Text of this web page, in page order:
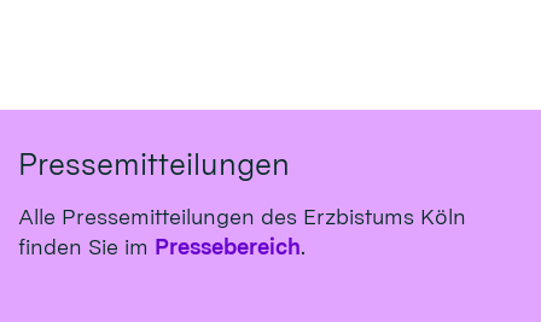
Pressemitteilungen
Alle Pressemitteilungen des Erzbistums Köln
finden Sie im Pressebereich.